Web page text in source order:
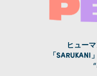
ヒュー
「